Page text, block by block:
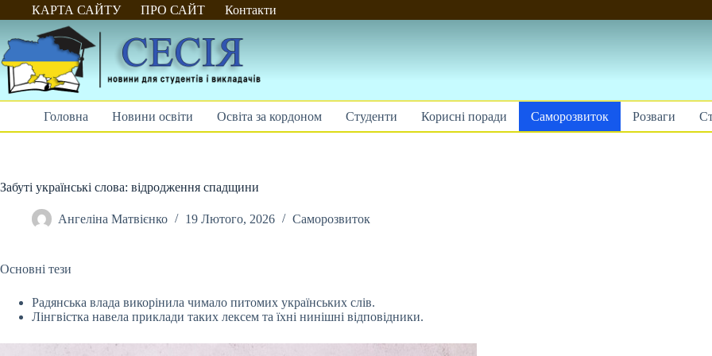
Перейти
до
КАРТА САЙТУ ПРО САЙТ Контакти
Головна Новини освіти Освіта за кордоном Студенти Корисні поради Саморозвиток Розваги
Забуті українські слова: відродження спадщини
Ангеліна Матвієнко 19 Лютого, 2026 Саморозвиток
Основні тези
Радянська влада викорінила чимало питомих українських слів.
Лінгвістка навела приклади таких лексем та їхні нинішні відповідники.